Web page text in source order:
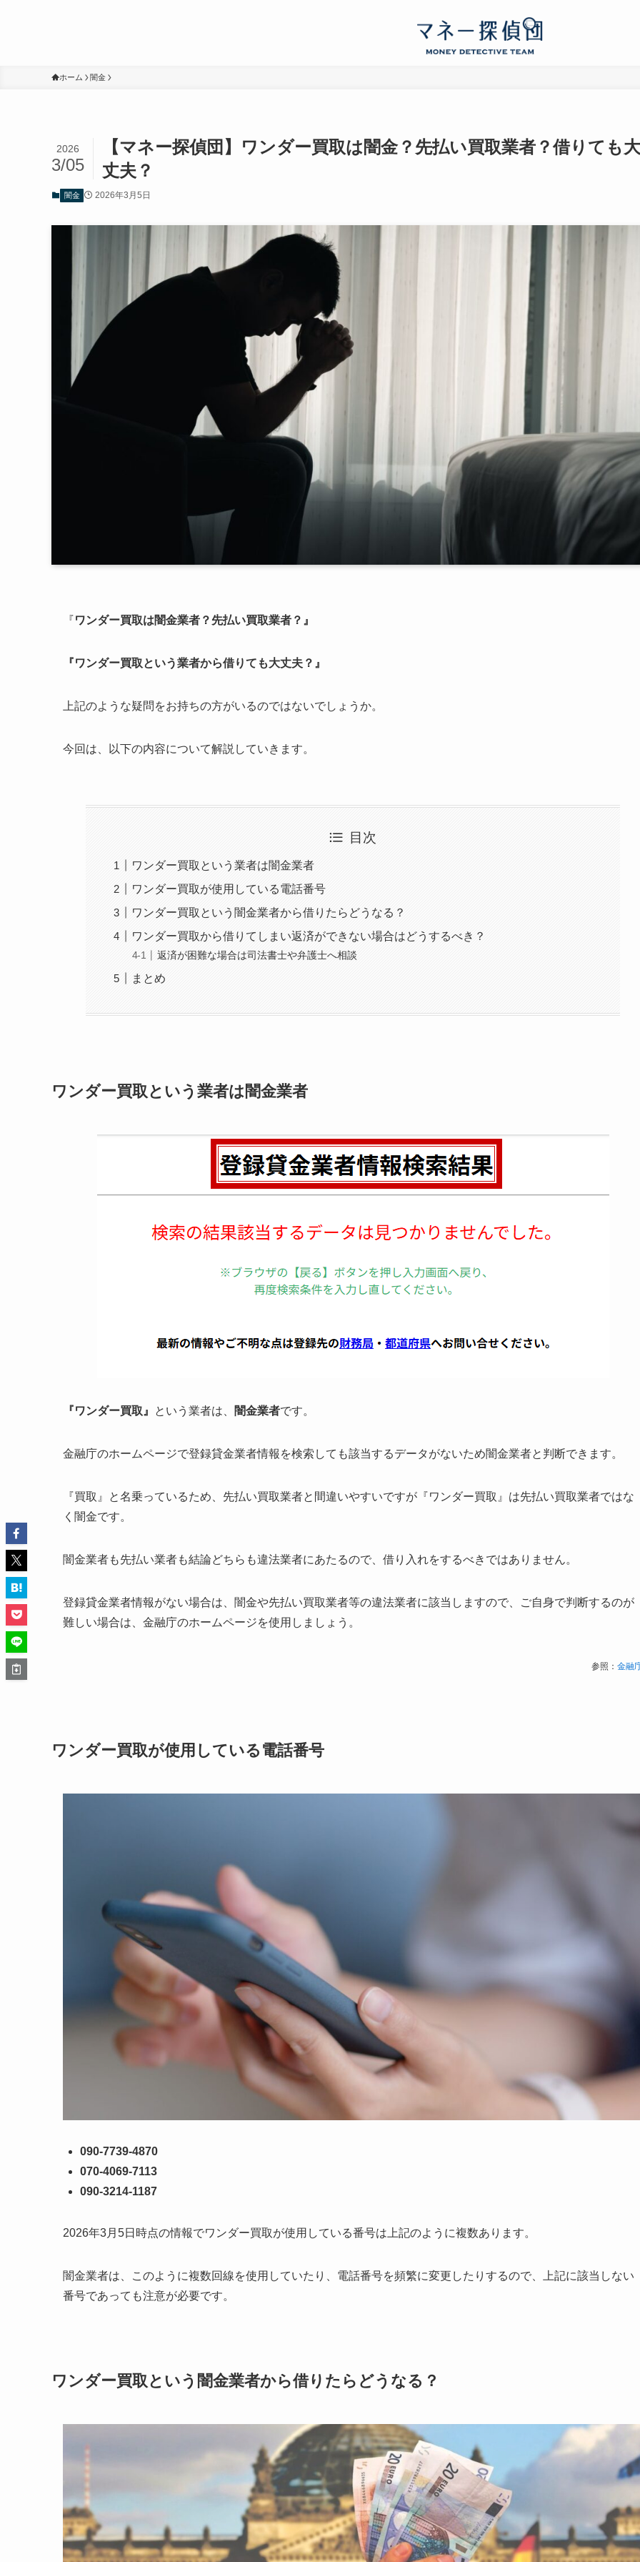
ホーム 闇金
【マネー探偵団】ワンダー買取は闇金？先払い買取業者？借りても大
丈夫？
2026
3/05
闇金 2026年3月5日
『ワンダー買取は闇金業者？先払い買取業者？』
『ワンダー買取という業者から借りても大丈夫？』
上記のような疑問をお持ちの方がいるのではないでしょうか。
今回は、以下の内容について解説していきます。
目次
ワンダー買取という業者は闇金業者
ワンダー買取が使用している電話番号
ワンダー買取という闇金業者から借りたらどうなる？
ワンダー買取から借りてしまい返済ができない場合はどうするべき？
返済が困難な場合は司法書士や弁護士へ相談
まとめ
ワンダー買取という業者は闇金業者
『ワンダー買取』 という業者は、 闇金業者です。
金融庁のホームページで登録貸金業者情報を検索しても該当するデータがないため闇金業者と判断できます。
『買取』と名乗っているため、先払い買取業者と間違いやすいですが『ワンダー買取』は先払い買取業者ではな
く闇金です。
闇金業者も先払い業者も結論どちらも違法業者にあたるので、借り入れをするべきではありません。
登録貸金業者情報がない場合は、闇金や先払い買取業者等の違法業者に該当しますので、ご自身で判断するのが
難しい場合は、金融庁のホームページを使用しましょう。
参照： 金融
ワンダー買取が使用している電話番号
090-7739-4870
070-4069-7113
090-3214-1187
2026年3月5日時点の情報でワンダー買取が使用している番号は上記のように複数あります。
闇金業者は、このように複数回線を使用していたり、電話番号を頻繁に変更したりするので、上記に該当しない
番号であっても注意が必要です。
ワンダー買取という闇金業者から借りたらどうなる？